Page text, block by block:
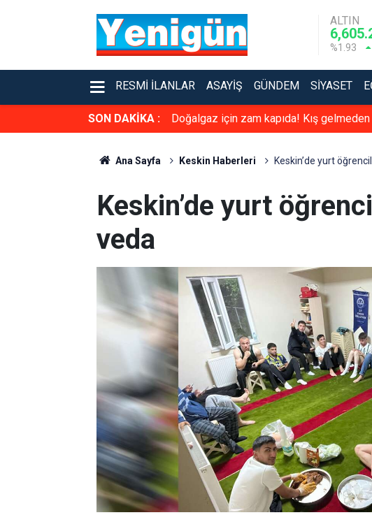
ALTIN
%1.93
RESMI İLANLAR ASAYIŞ GÜNDEM SIYASET
SON DAKİKA : Doğalgaz için zam kapıda! Kış
Ana Sayfa Keskin Haberleri Keskin’de yurt
Keskin’de yurt
veda